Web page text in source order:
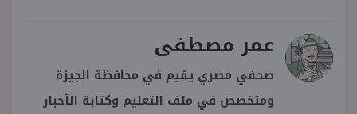
عمر مصطفى
صحفي مصري يقيم في محافظة الجيزة
ومتخصص في ملف التعليم وكتابة الأخبار